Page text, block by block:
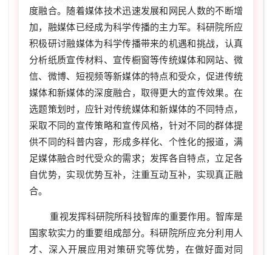
度融合。随着媒体技术迅速发展和网民人数的不断增
加，融媒体已经成为科学传播的主力军。科研院所应
积极研讨融媒体为科学传播带来的机遇和挑战，认真
分析纸质宣传材料、宣传橱窗等传统媒体和网站、微
信、微博、短视频等新媒体的特点和受众，促进传统
媒体和新媒体的深度融合，取得更大的宣传效果。在
选题策划时，应针对传统媒体和新媒体的不同特点，
采取不同的宣传策略和宣传风格，针对不同的群体提
供不同的科普内容，形成多样化、个性化的报道，满
足媒体融合时代受众的需求；发挥各自特点，立足各
自优势，实现优势互补，注重互动互补，实现真正融
合。
重视发挥科研院所科技智库的重要作用。智库是
国家软实力的重要组成部分。科研院所应充分利用人
才、深入开展应用对策研究等优势，在做好面对同